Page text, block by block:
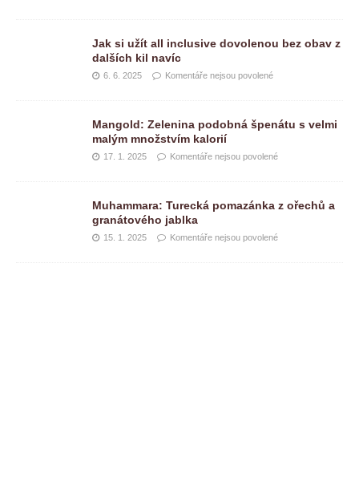
Jak si užít all inclusive dovolenou bez obav z
dalších kil navíc
6. 6. 2025 Komentáře nejsou povolené
Mangold: Zelenina podobná špenátu s velmi
malým množstvím kalorií
17. 1. 2025 Komentáře nejsou povolené
Muhammara: Turecká pomazánka z ořechů a
granátového jablka
15. 1. 2025 Komentáře nejsou povolené